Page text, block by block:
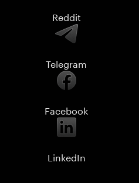
Reddit
Telegram
Facebook
LinkedIn